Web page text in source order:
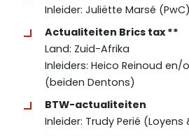
Inleider: Juliëtte Marsé (PwC)
Actualiteiten Brics tax **
Land: Zuid-Afrika
Inleiders: Heico Reinoud en/
(beiden Dentons)
BTW-actualiteiten
Inleider: Trudy Perié (Loyens